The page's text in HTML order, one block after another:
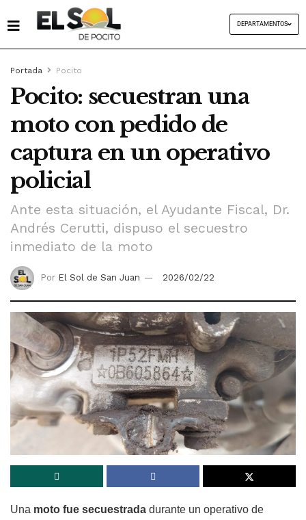
DEPARTAMENTOS
Portada Pocito
Pocito: secuestran una
moto con pedido de
captura en un operativo
policial
Ante esta situación, el Ayudante Fiscal, Dr.
Andrés Cerutti, dispuso el secuestro
inmediato de la moto
Por El Sol de San Juan 2026/02/22
Una moto fue secuestrada durante un operativo de